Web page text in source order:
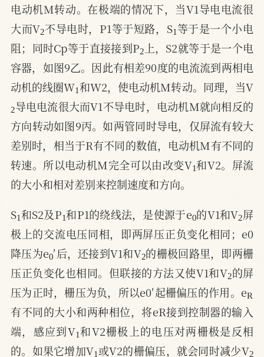
电动机M转动。在极端的情况下，当V1导电电流很
大而V2不导电时，P1等于短路，S 1等于是一个小电
阻；同时Cp等于直接接到P2上，S2就等于是一个电
容器，如图9乙。因此有相差90度的电流流到两相电
动机的线圈W1和W2，使电动机M转动。同理，当V
2导电电流很大而V1不导电时，电动机M就向相反的
方向转动如图9丙。如两管同时导电，仅屏流有较大
差别时，相当于R有不同的数值，电动机M有不同的
转速。所以电动机M完全可以由改变V1和V2。屏流
的大小和相对差别来控制速度和方向。
S 和S2及P 和P1的绕线法，是使源于e 0
的V1和V 屏
极上的交流电压同相，即两屏压正负变化相同；e0
降压为e0′后，还接到V1和V2的栅极回路里，即两栅
压正负变化也相同。但联接的方法又使V1和V2的屏
压为正时，栅压为负，所以e0′起栅偏压的作用。eR
有不同的大小和两种相位，将eR接到控制器的输入
端，感应到V 1和V2栅极上的电压对两栅极是反相
的。如果它增加V1或V2的栅偏压，就会同时减少V2